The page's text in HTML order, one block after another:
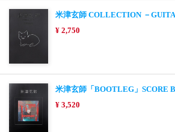
米津玄師 COLLECTION －
¥ 2,750
米津玄師「BOOTLEG」SCORE
¥ 3,520